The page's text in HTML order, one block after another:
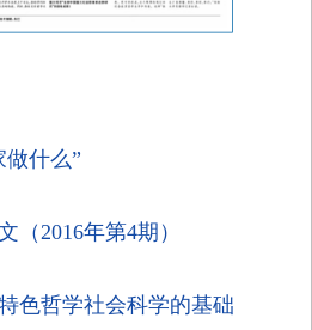
什么”
（2016年第4期）
色哲学社会科学的基础